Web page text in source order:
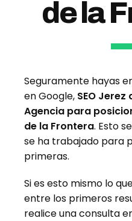
de la
Seguramente hayas
en Google, SEO
Agencia para
de la Frontera. Esto
se ha trabajado para
primeras.
Si es esto mismo lo
entre los primeros
realice una consulta